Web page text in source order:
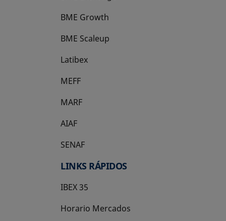
BME Growth
se abre en una pestaña nueva
BME Scaleup
se abre en una pestaña nueva
Latibex
se abre en una pestaña nueva
MEFF
se abre en una pestaña nueva
MARF
AIAF
SENAF
LINKS RÁPIDOS
IBEX 35
Horario Mercados